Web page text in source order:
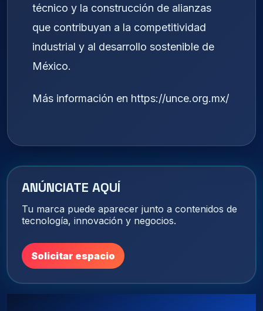
técnico y la construcción de alianzas
que contribuyan a la competitividad
industrial y al desarrollo sostenible de
México.
Más información en https://unce.org.mx/
ANÚNCIATE AQUÍ
Tu marca puede aparecer junto a contenidos de
tecnología, innovación y negocios.
Solicitar espacio